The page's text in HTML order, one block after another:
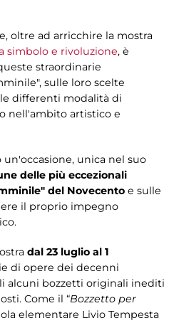
oltre ad arricchire la mostra
simbolo e rivoluzione, è
straordinarie
sulle loro scelte
differenti modalità di
nell'ambito artistico e
unica nel suo
delle più eccezionali
del Novecento e sulle
il proprio impegno
dal 23 luglio al 1
di opere dei decenni
alcuni bozzetti originali inediti
Come il “Bozzetto per
elementare Livio Tempesta